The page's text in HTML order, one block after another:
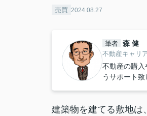
売買 2024.08.27
筆者 森 健
不動産キャリ
不動産の購入
うサポート致
建築物を建てる敷地は、